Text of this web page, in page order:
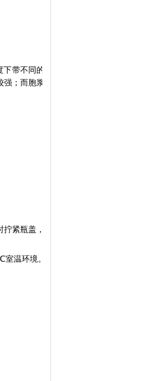
带不同的电
；而胞浆则
紧瓶盖，以
温环境。